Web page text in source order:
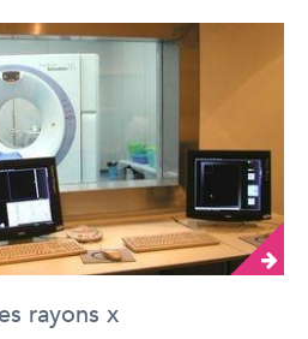
rayons x